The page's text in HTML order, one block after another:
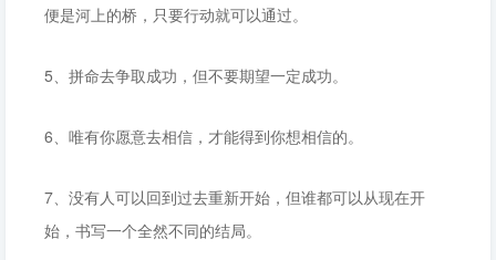
便是河上的桥，只要行动就可以通过。
5、拼命去争取成功，但不要期望一定成功。
6、唯有你愿意去相信，才能得到你想相信的。
7、没有人可以回到过去重新开始，但谁都可以从现在开
始，书写一个全然不同的结局。